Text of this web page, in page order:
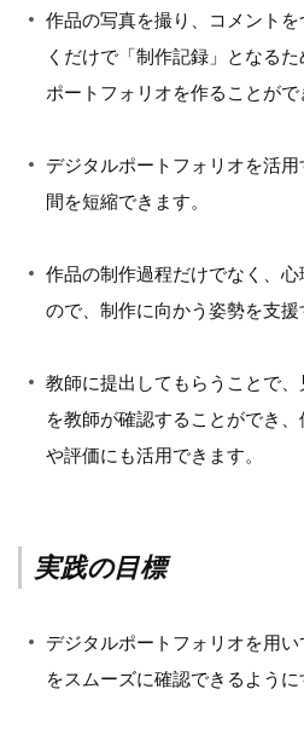
作品の写真を撮り、コメント
くだけで「制作記録」となる
ポートフォリオを作ることがで
デジタルポートフォリオを活
間を短縮できます。
作品の制作過程だけでなく、
ので、制作に向かう姿勢を支援
教師に提出してもらうことで
を教師が確認することができ
や評価にも活用できます。
実践の目標
デジタルポートフォリオを用
をスムーズに確認できるように